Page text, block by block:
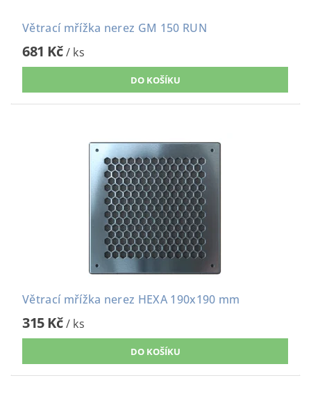
Větrací mřížka nerez GM 150 RUN
681 Kč/ ks
Větrací mřížka nerez HEXA 190x190 mm
315 Kč/ ks